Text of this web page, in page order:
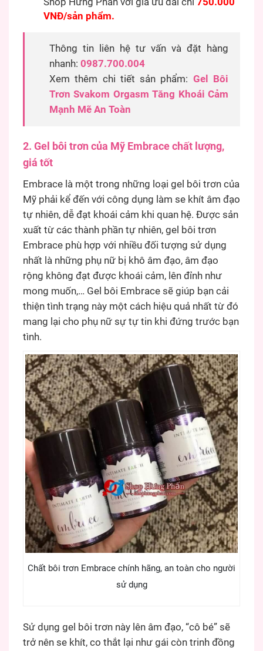
VNĐ/sản phẩm.
Thông tin liên hệ tư vấn và đặt hàng
nhanh: 0987.700.004
Xem thêm chi tiết sản phẩm: Gel Bôi
Trơn Svakom Orgasm Tăng Khoái Cảm
Mạnh Mẽ An Toàn
2. Gel bôi trơn của Mỹ Embrace chất lượng,
giá tốt
Embrace là một trong những loại gel bôi trơn của
Mỹ phải kể đến với công dụng làm se khít âm đạo
tự nhiên, dễ đạt khoái cảm khi quan hệ. Được sản
xuất từ các thành phần tự nhiên, gel bôi trơn
Embrace phù hợp với nhiều đối tượng sử dụng
nhất là những phụ nữ bị khô âm đạo, âm đạo
rộng không đạt được khoái cảm, lên đỉnh như
mong muốn,… Gel bôi Embrace sẽ giúp bạn cải
thiện tình trạng này một cách hiệu quả nhất từ đó
mang lại cho phụ nữ sự tự tin khi đứng trước bạn
tình.
Chất bôi trơn Embrace chính hãng, an toàn cho người
sử dụng
Sử dụng gel bôi trơn này lên âm đạo, “cô bé” sẽ
trở nên se khít, co thắt lại như gái còn trinh đồng